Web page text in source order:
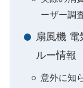
ーザー調
扇風機 電
ルー情報
意外に知